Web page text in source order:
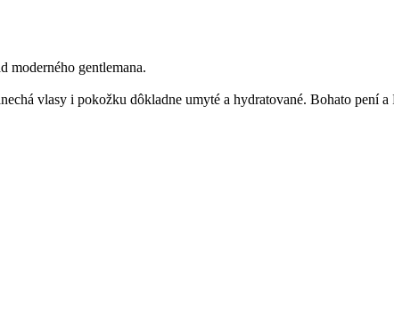
moderného gentlemana.
vlasy i pokožku dôkladne umyté a hydratované. Bohato pení a